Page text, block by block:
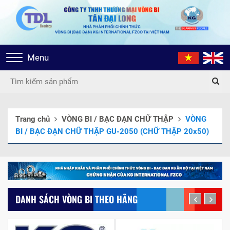
Toggle
navigation
Menu
Trang chủ VÒNG BI / BẠC ĐẠN CHỮ THẬP
VÒNG
BI / BẠC ĐẠN CHỮ THẬP GU-2050 (CHỮ THẬP 20x50)
DANH SÁCH VÒNG BI THEO HÃNG prev next